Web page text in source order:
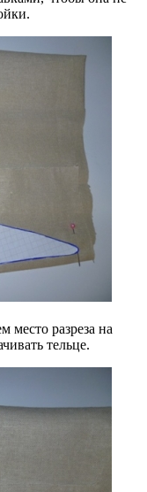
место разреза на
тельце.